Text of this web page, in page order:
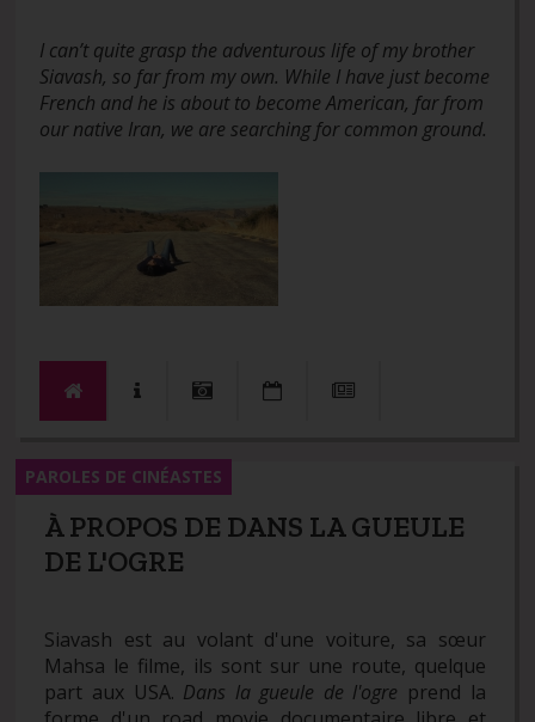
I can’t quite grasp the adventurous life of my brother
Siavash, so far from my own. While I have just become
French and he is about to become American, far from
our native Iran, we are searching for common ground.
À PROPOS DE DANS LA GUEULE
DE L'OGRE
Siavash est au volant d'une voiture, sa sœur
Mahsa le filme, ils sont sur une route, quelque
part aux USA. Dans la gueule de l'ogre prend la
PAROLES DE CINÉASTES